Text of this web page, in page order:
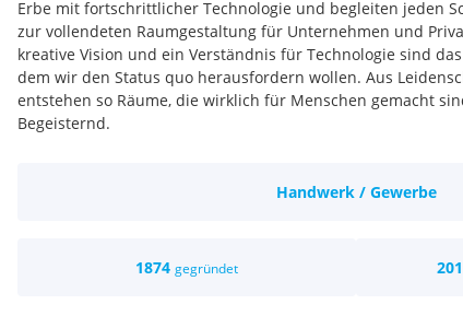
Erbe mit fortschrittlicher Technologie und begleiten jeden
zur vollendeten Raumgestaltung für Unternehmen und
kreative Vision und ein Verständnis für Technologie sind
dem wir den Status quo herausfordern wollen. Aus
entstehen so Räume, die wirklich für Menschen gemacht
Begeisternd.
Handwerk / Gewerbe
1874 gegründet